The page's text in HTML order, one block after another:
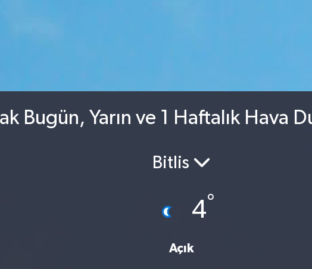
Bugün, Yarın ve 1 Haftalık Hava
Bitlis
4°
Açık